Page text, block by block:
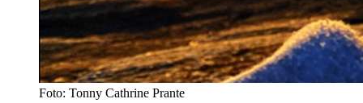
Foto: Tonny Cathrine Prante